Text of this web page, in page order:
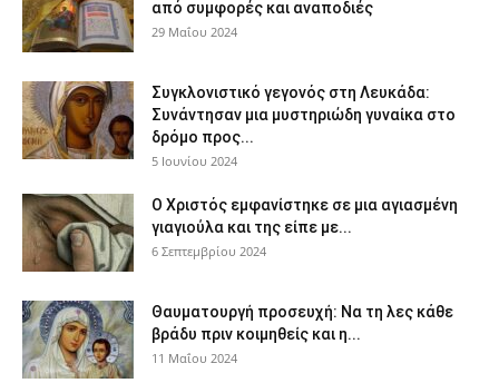
από συμφορές και αναποδιές
29 Μαΐου 2024
Συγκλονιστικό γεγονός στη Λευκάδα:
Συνάντησαν μια μυστηριώδη γυναίκα στο
δρόμο προς...
5 Ιουνίου 2024
Ο Χριστός εμφανίστηκε σε μια αγιασμένη
γιαγιούλα και της είπε με...
6 Σεπτεμβρίου 2024
Θαυματουργή προσευχή: Να τη λες κάθε
βράδυ πριν κοιμηθείς και η...
11 Μαΐου 2024